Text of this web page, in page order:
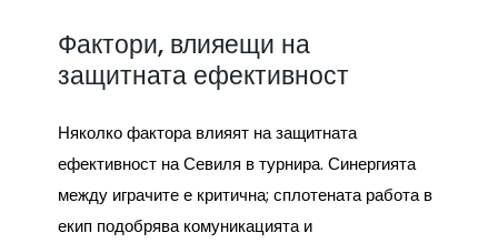
Фактори, влияещи на
защитната ефективност
Няколко фактора влияят на защитната
ефективност на Севиля в турнира. Синергията
между играчите е критична; сплотената работа в
екип подобрява комуникацията и